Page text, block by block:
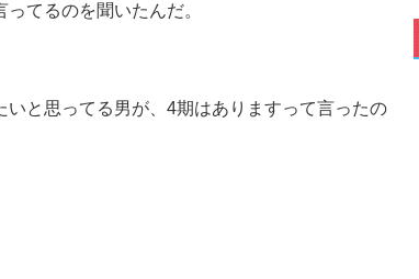
てるのを聞いたんだ。
と思ってる男が、4期はありますって言ったの